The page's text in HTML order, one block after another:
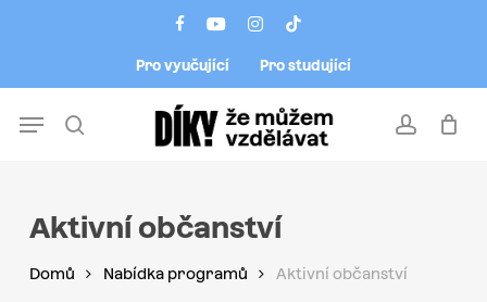
facebookyoutubeinstagram
tiktok
Pro vyučující Pro studující
account
Menu
Aktivní občanství
Domů Nabídka programů Aktivní občanství